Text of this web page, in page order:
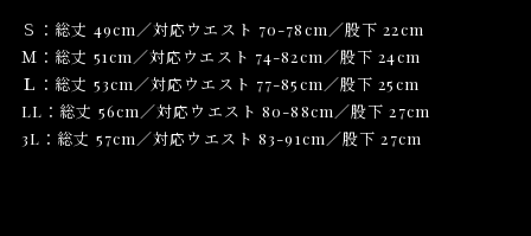
Ｓ：総丈 49cm／対応ウエスト 70-78cm／股下 22cm
Ｍ：総丈 51cm／対応ウエスト 74-82cm／股下 24cm
Ｌ：総丈 53cm／対応ウエスト 77-85cm／股下 25cm
LL：総丈 56cm／対応ウエスト 80-88cm／股下 27cm
3L：総丈 57cm／対応ウエスト 83-91cm／股下 27cm